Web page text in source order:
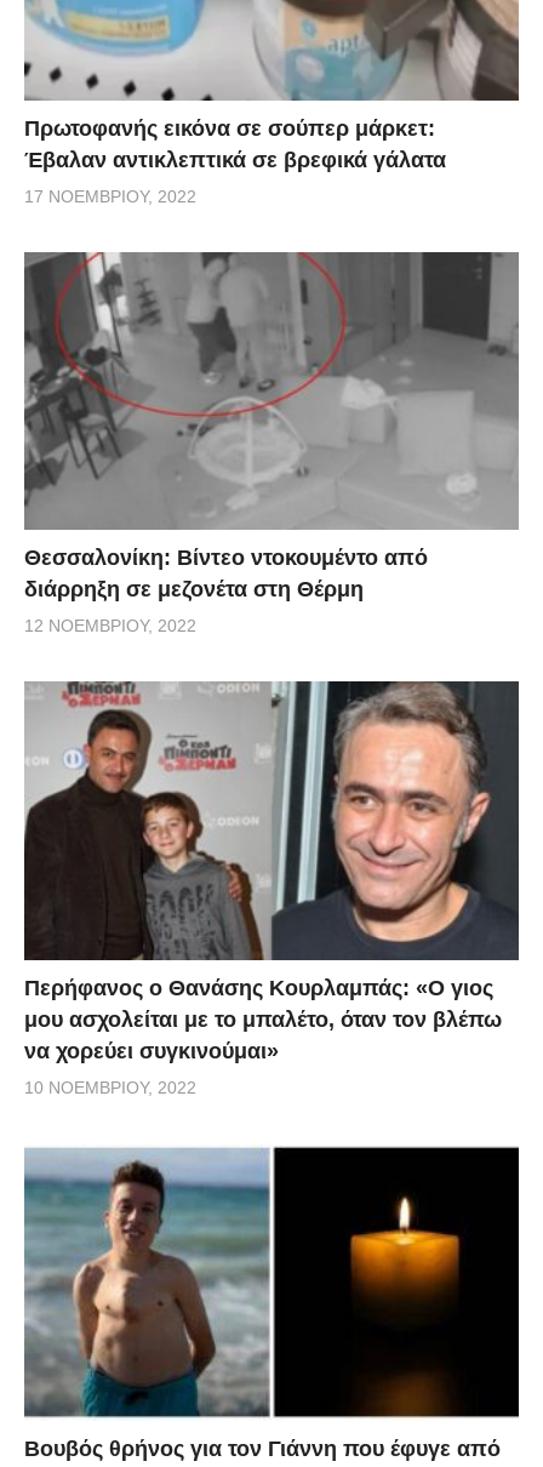
Πρωτοφανής εικόνα σε σούπερ μάρκετ:
Έβαλαν αντικλεπτικά σε βρεφικά γάλατα
17 ΝΟΕΜΒΡΊΟΥ, 2022
Θεσσαλονίκη: Βίντεο ντοκουμέντο από
διάρρηξη σε μεζονέτα στη Θέρμη
12 ΝΟΕΜΒΡΊΟΥ, 2022
Περήφανος ο Θανάσης Κουρλαμπάς: «Ο γιος
μου ασχολείται με το μπαλέτο, όταν τον βλέπω
να χορεύει συγκινούμαι»
10 ΝΟΕΜΒΡΊΟΥ, 2022
Βουβός θρήνος για τον Γιάννη που έφυγε από